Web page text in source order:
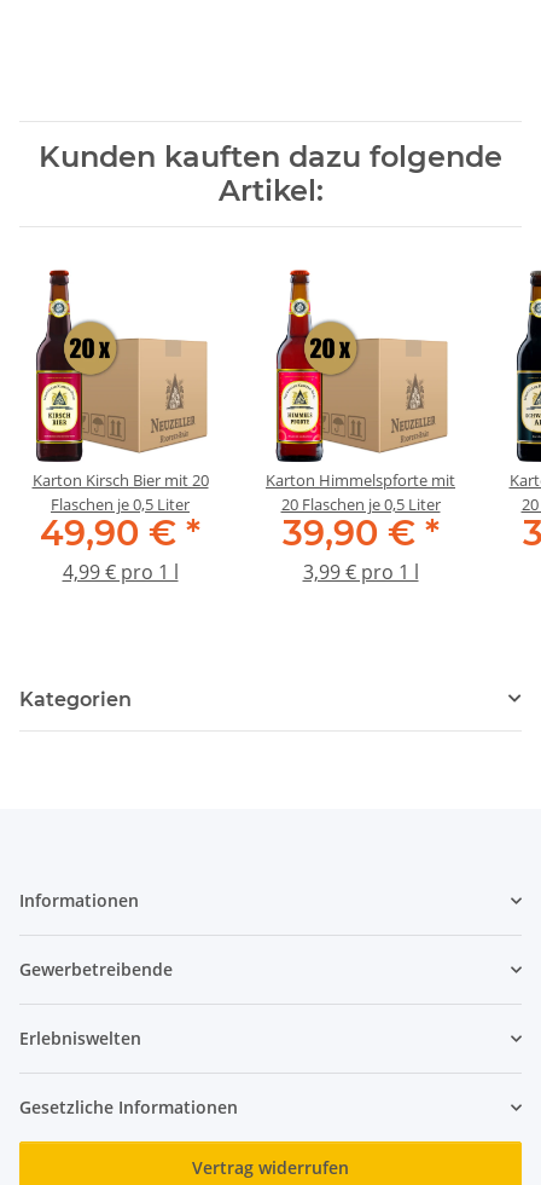
Kunden kauften dazu folgende
Artikel:
Karton Kirsch Bier mit 20
Flaschen je 0,5 Liter
49,90 € *
4,99 € pro 1 l
Karton Himmelspforte mit
20 Flaschen je 0,5 Liter
39,90 € *
3,99 € pro 1 l
Kategorien
Informationen
Gewerbetreibende
Erlebniswelten
Gesetzliche Informationen
Vertrag widerrufen